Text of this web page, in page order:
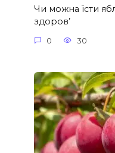
Чи можна їсти
здоров’
0 30